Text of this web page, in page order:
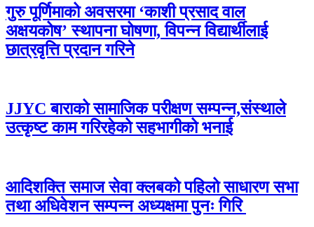
गुरु पूर्णिमाको अवसरमा ‘काशी प्रसाद वाल
अक्षयकोष’ स्थापना घोषणा, विपन्न विद्यार्थीलाई
छात्रवृत्ति प्रदान गरिने
JJYC बाराको सामाजिक परीक्षण सम्पन्न,संस्थाले
उत्कृष्ट काम गरिरहेको सहभागीको भनाई
आदिशक्ति समाज सेवा क्लबको पहिलो साधारण सभा
तथा अधिवेशन सम्पन्न अध्यक्षमा पुनः गिरि